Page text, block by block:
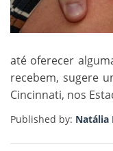
até oferecer
recebem, sugere
Cincinnati, nos
Published by: Natália